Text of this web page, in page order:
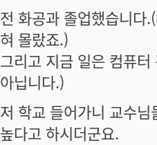
전 화공과 졸업했습니다
혀 몰랐죠.)
그리고 지금 일은 컴퓨
아닙니다.)
저 학교 들어가니 교수
높다고 하시더군요.